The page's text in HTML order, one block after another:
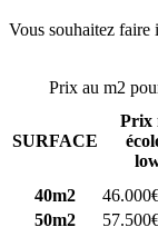
Vous souhaitez faire
Prix au m2
SURFACE
Prix
40m2
50m2